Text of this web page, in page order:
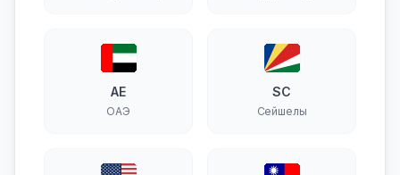
AE
ОАЭ
SC
Сейшелы